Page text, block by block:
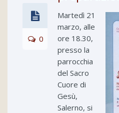
0
Martedì 21
marzo, alle
ore 18.30,
presso la
parrocchia
del Sacro
Cuore di
Gesù,
Salerno, si